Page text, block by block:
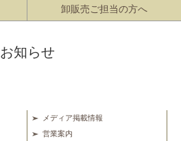
卸販売ご担当の方へ
お知らせ
メディア掲載情報
営業案内